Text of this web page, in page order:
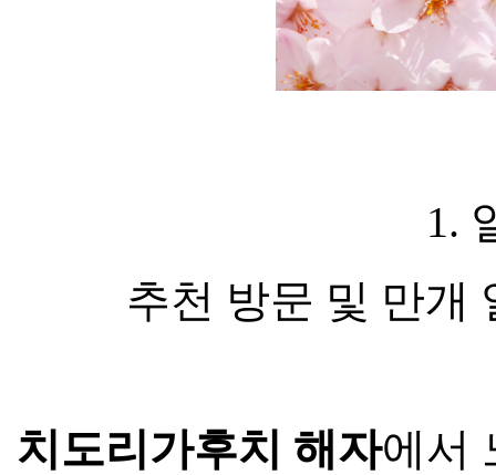
1.
추천 방문 및 만개
치도리가후치 해자에서